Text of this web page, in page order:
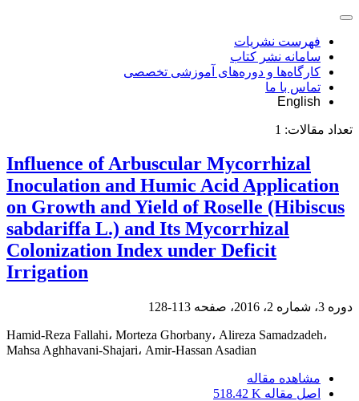
فهرست نشریات
سامانه نشر کتاب
کارگاه‌ها و دوره‌های آموزشی تخصصی
تماس با ما
English
تعداد مقالات: 1
Influence of Arbuscular Mycorrhizal
Inoculation and Humic Acid Application
on Growth and Yield of Roselle (Hibiscus
sabdariffa L.) and Its Mycorrhizal
Colonization Index under Deficit
Irrigation
دوره 3، شماره 2، 2016، صفحه 113-128
Hamid-Reza Fallahi، Morteza Ghorbany، Alireza Samadzadeh،
Mahsa Aghhavani-Shajari، Amir-Hassan Asadian
مشاهده مقاله
اصل مقاله 518.42 K